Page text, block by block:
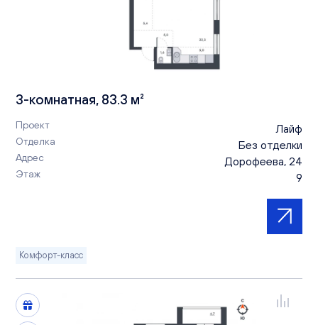
3-комнатная, 83.3 м²
Проект Лайф
Отделка Без отделки
Адрес Дорофеева, 24
Этаж 9
Комфорт-класс